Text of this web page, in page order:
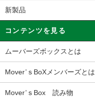
新製品
コンテンツを見る
ムーバーズボックスとは
Mover’ｓBoXメンバーズとは
Mover’ｓBox 読み物